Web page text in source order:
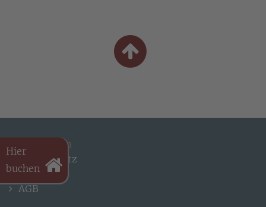
Hier
buchen
Impressum
Datenschutz
Kontakt
AGB